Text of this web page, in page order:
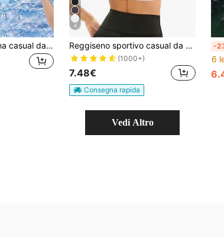
Top estivo da donna casual da esterno ad asciugatura rapida con maniche corte, adatto per molteplici occasioni tra cui abbigliamento casual, casa, ufficio e sport da campeggio
4
Reggiseno sportivo casual da donna con spalline sottili, con imbottitura integrata, minimalista e alla moda per uso quotidiano, colore bianco
(1000+)
7.48€
Consegna rapida
-
6
Vedi Altro